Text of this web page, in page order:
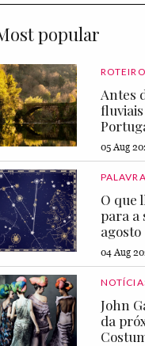
popular
ROTEIRO
Antes
05 Aug
O que
para a
agosto
04 Aug
John
da